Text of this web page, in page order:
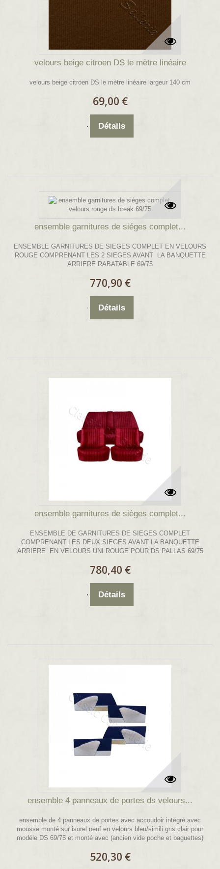
velours beige citroen DS le mètre linéaire
velours beige citroen DS le mètre linéaire largeur 140 cm
69,00 €
Détails
ensemble garnitures de siéges complet...
ENSEMBLE GARNITURES DE SIEGES COMPLET EN VELOURS
ROUGE COMPRENANT LES 2 SIEGES AVANT LA BANQUETTE
ARRIERE RABATABLE 69/75
770,90 €
Détails
ensemble garnitures de sièges complet...
ENSEMBLE DE GARNITURES DE SIEGES COMPLET
COMPRENANT LES DEUX SIEGES AVANT LA BANQUETTE
ARRIERE EN VELOURS UNI ROUGE POUR DS PALLAS 69/75
780,40 €
Détails
ensemble 4 panneaux de portes ds velours...
ensemble de 4 panneaux de portes avec accoudoir intégré avec
mousse monté sur isorel neuf en velours bleu/simili gris clair pour
modéle DS 69/75 et monté avec (ancien vide poche et baguettes)
520,30 €